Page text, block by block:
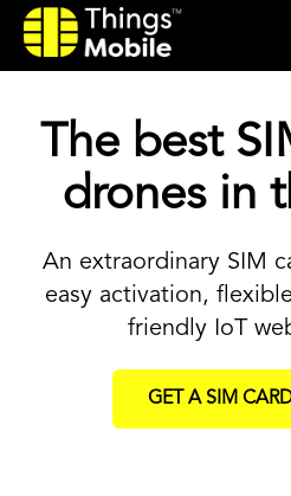
The best
drones in
An extraordinary SIM
easy activation,
friendly IoT
GET A SIM